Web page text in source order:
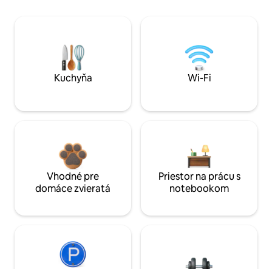
Kuchyňa Wi-Fi
Vhodné pre
domáce zvieratá
Priestor na prácu s
notebookom